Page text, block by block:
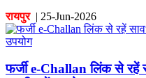
रायपुर| 25-Jun-2026
फर्जी e-Challan लिंक से रहें